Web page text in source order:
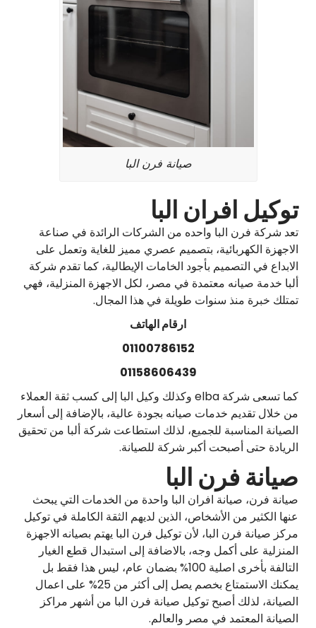
صيانة فرن البا
توكيل افران البا
تعد شركة فرن البا واحده من الشركات الرائدة في صناعة
الاجهزة الكهربائية، بتصميم عصري مميز للغاية وتعمل على
الابداع في التصميم بأجود الخامات الإيطالية، كما تقدم شركة
ألبا خدمة صيانه معتمدة في مصر، لكل الاجهزة المنزلية، فهي
تمتلك خبرة منذ سنوات طويلة في هذا المجال.
ارقام الهاتف
01100786152
01158606439
كما تسعى شركة elba وكذلك وكيل البا إلى كسب ثقة العملاء
من خلال تقديم خدمات صيانه بجودة عالية، بالإضافة إلى أسعار
الصيانة المناسبة للجميع، لذلك استطاعت شركة ألبا من تحقيق
الريادة حتى أصبحت أكبر شركة للصيانة.
صيانة فرن البا
صيانة فرن، صيانة افران البا واحدة من الخدمات التي يبحث
عنها الكثير من الأشخاص، الذين لديهم الثقة الكاملة في توكيل
مركز صيانة فرن البا، لأن توكيل فرن البا يهتم بصيانه الاجهزة
المنزلية على أكمل وجه، بالاضافة إلى استبدال قطع الغيار
التالفة بأخرى اصلية 100% بضمان عام، ليس هذا فقط بل
يمكنك الاستمتاع بخصم يصل إلى أكثر من 25% على اعمال
الصيانة، لذلك أصبح توكيل صيانة فرن البا من أشهر مراكز
الصيانة المعتمد في مصر والعالم.